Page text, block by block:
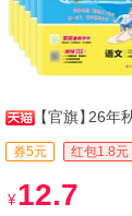
【官旗】26年
假作业
券5元 红包1.8元
¥ 12.7